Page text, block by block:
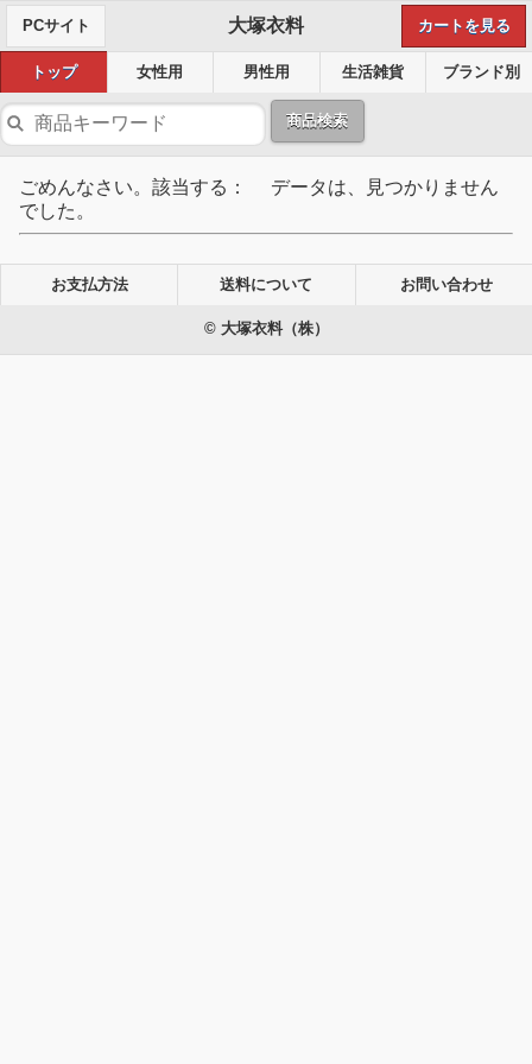
PCサイト 大塚衣料 カートを見る
トップ 女性用 男性用 生活雑貨 ブランド別
商品検索
ごめんなさい。該当する： データは、見つかりません
でした。
お支払方法 送料について お問い合わせ
© 大塚衣料（株）